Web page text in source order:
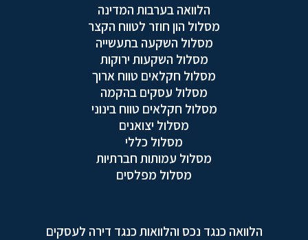
הלוואה בערבות המדינה
מסלול הון חוזר לטווח הקצר
מסלול השקעה בתעשייה
מסלול השקעות ירוקות
מסלול חקלאים טווח ארוך
מסלול עסקים בהקמה
מסלול חקלאים טווח בינוני
מסלול יצואנים
מסלול כללי
מסלול עמותות חברתיות
מסלול מפלסים
הלוואה כנגד נכס והלוואות כנגד דירה לעסקים